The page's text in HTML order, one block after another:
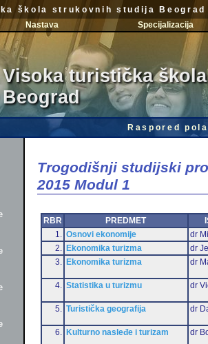
škola strukovnih studija Beograd
Nastava Specijalizacija
Visoka turistička
Beograd
Raspored
Trogodišnji studijski
2015 Modul 1
RBR PREDMET
1.
Osnovi ekonomije
dr
2.
Ekonomika turizma
dr
3.
Ekonomika turizma dr
4. Statistika u turizmu dr
5. Turistička geografija dr
6. Kulturno nasleđe i turizam dr